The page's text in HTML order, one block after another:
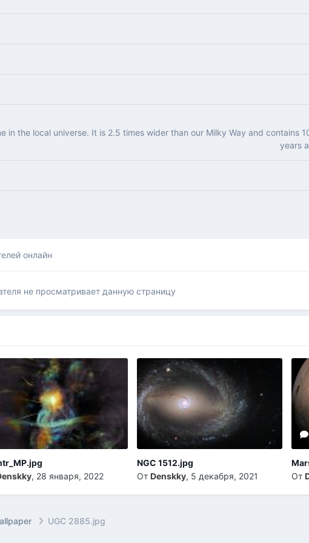
in the local universe. It is 2.5 times wider than our Milky Way and contains
years
онлайн
не просматривает данную страницу
, 28 января, 2022
NGC 1512.jpg
От Denskky, 5 декабря, 2021
От
UGC 2885.jpg